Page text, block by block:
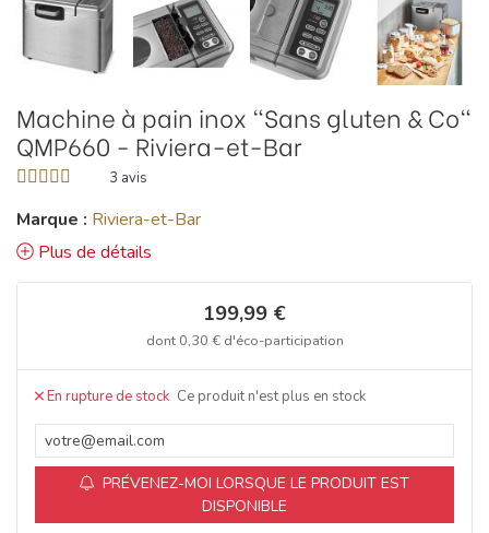
Machine à pain inox "Sans gluten & Co"
QMP660 - Riviera-et-Bar
3 avis
Marque : Riviera-et-Bar
Plus de détails
199,99 €
dont 0,30 €d'éco-participation
Ce produit n'est plus en stock
PRÉVENEZ-MOI LORSQUE LE PRODUIT EST
DISPONIBLE